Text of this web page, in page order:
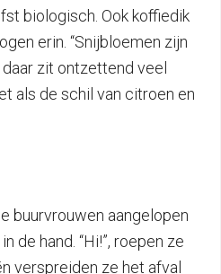
biologisch. Ook koffiedik
erin. “Snijbloemen zijn
zit ontzettend veel
als de schil van citroen en
buurvrouwen aangelopen
de hand. “Hi!”, roepen ze
verspreiden ze het afval